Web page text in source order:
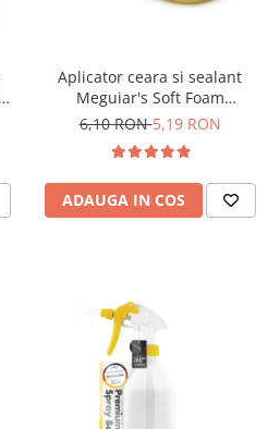
Aplicator ceara si sealant
Meguiar's Soft Foam
Applicator Pad 101mm
6,10 RON5,19 RON
ADAUGA IN COS